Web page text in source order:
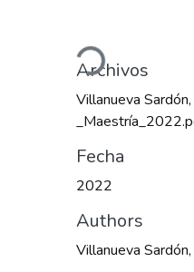
Cargando...
Archivos
Villanueva
Fecha
2022
Authors
Villanueva